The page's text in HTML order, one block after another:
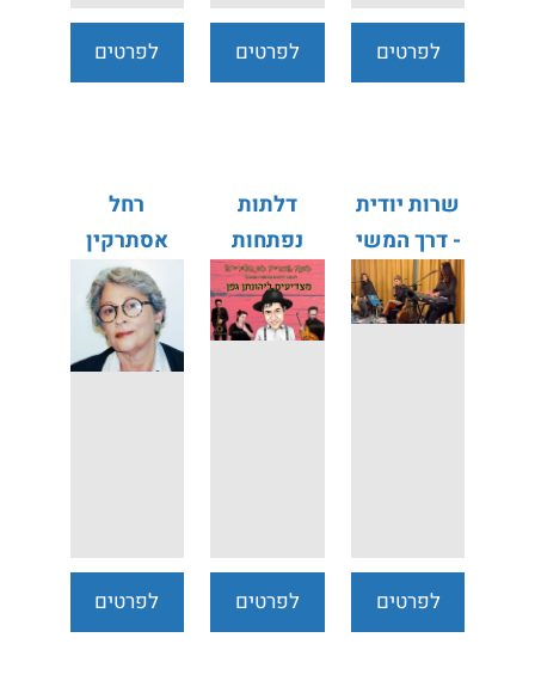
לפרטים
לפרטים
לפרטים
שרות יודית
- דרך המשי
לפרטים
דלתות
נפתחות
מעצמן -
מחווה
ליהונתן גפן
לפרטים
רחל
אסתרקין
לפרטים